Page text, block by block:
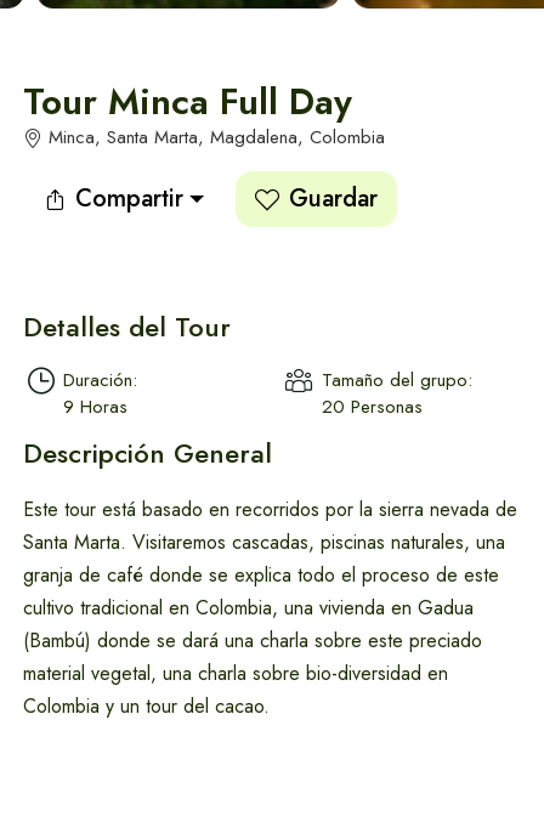
Alquiler de Yates
Apartamentos en
Santa Marta
Tour Minca Full Day
Minca, Santa Marta, Magdalena, Colombia
Compartir Guardar
Detalles del Tour
Duración:
9 Horas
Tamaño del grupo:
20 Personas
Descripción General
Este tour está basado en recorridos por la sierra nevada de
Santa Marta. Visitaremos cascadas, piscinas naturales, una
granja de café donde se explica todo el proceso de este
cultivo tradicional en Colombia, una vivienda en Gadua
(Bambú) donde se dará una charla sobre este preciado
material vegetal, una charla sobre bio-diversidad en
Colombia y un tour del cacao.